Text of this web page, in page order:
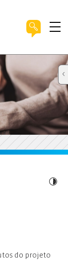
do projeto